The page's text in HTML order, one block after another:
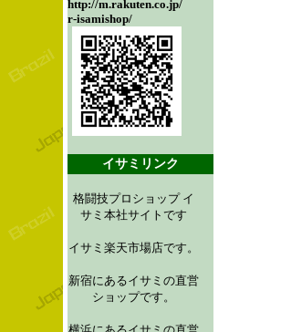
http://m.rakuten.co.jp/
r-isamishop/
イサミリンク
格闘技プロショップ イ
サミ本社サイトです
イサミ楽天市場店です。
新宿にあるイサミの直営
ショップです。